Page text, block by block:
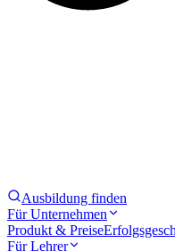
Ausbildung finden
Für Unternehmen
Produkt & Preise
Für Lehrer